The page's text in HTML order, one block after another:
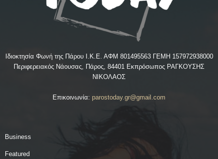
Ιδιοκτησία Φωνή της Πάρου Ι.Κ.Ε. ΑΦΜ 801495563 ΓΕΜΗ 157972938000
Περιφερειακός Νάουσας, Πάρος, 84401 Εκπρόσωπος ΡΑΓΚΟΥΣΗΣ
ΝΙΚΟΛΑΟΣ
Επικοινωνία: parostoday.gr@gmail.com
Business
Featured